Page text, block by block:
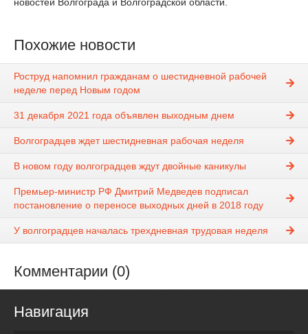
Похожие новости
Роструд напомнил гражданам о шестидневной рабочей
неделе перед Новым годом
31 декабря 2021 года объявлен выходным днем
Волгоградцев ждет шестидневная рабочая неделя
В новом году волгоградцев ждут двойные каникулы
Премьер-министр РФ Дмитрий Медведев подписал
постановление о переносе выходных дней в 2018 году
У волгоградцев началась трехдневная трудовая неделя
Комментарии (0)
Навигация